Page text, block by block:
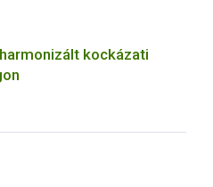
kockázati